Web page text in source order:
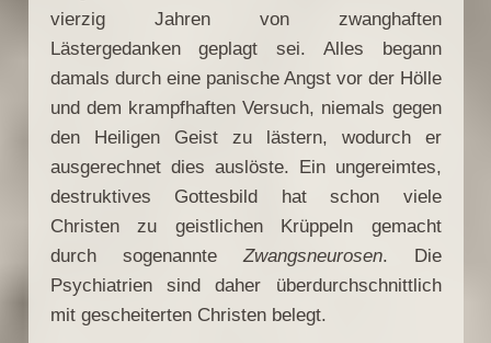
vierzig Jahren von zwanghaften
Lästergedanken geplagt sei. Alles begann
damals durch eine panische Angst vor der Hölle
und dem krampfhaften Versuch, niemals gegen
den Heiligen Geist zu lästern, wodurch er
ausgerechnet dies auslöste. Ein ungereimtes,
destruktives Gottesbild hat schon viele
Christen zu geistlichen Krüppeln gemacht
durch sogenannteZwangsneurosen. Die
Psychiatrien sind daher überdurchschnittlich
mit gescheiterten Christen belegt.